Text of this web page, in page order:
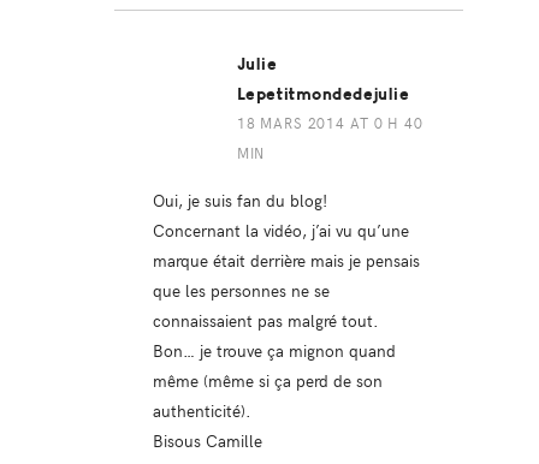
Julie
Lepetitmondedejulie
18 MARS 2014 AT 0 H 40
MIN
Oui, je suis fan du blog!
Concernant la vidéo, j’ai vu qu’une
marque était derrière mais je pensais
que les personnes ne se
connaissaient pas malgré tout.
Bon… je trouve ça mignon quand
même (même si ça perd de son
authenticité).
Bisous Camille